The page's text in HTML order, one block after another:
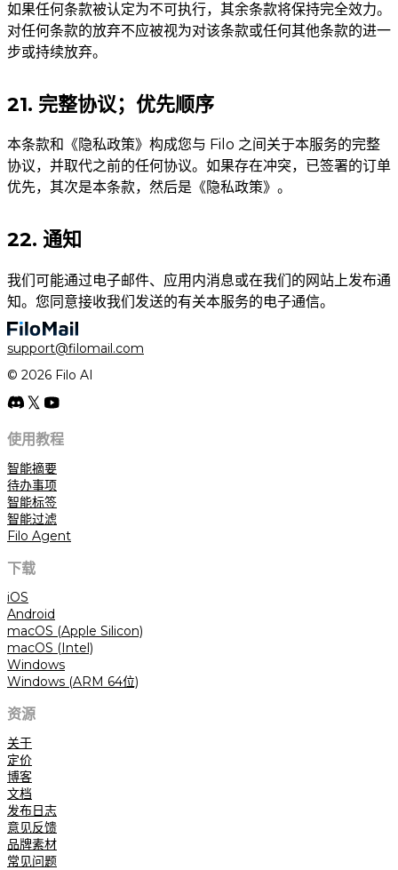
如果任何条款被认定为不可执行，其余条款将保持完全效力。
对任何条款的放弃不应被视为对该条款或任何其他条款的进一
步或持续放弃。
21. 完整协议；优先顺序
本条款和《隐私政策》构成您与 Filo 之间关于本服务的完整
协议，并取代之前的任何协议。如果存在冲突，已签署的订单
优先，其次是本条款，然后是《隐私政策》。
22. 通知
我们可能通过电子邮件、应用内消息或在我们的网站上发布通
知。您同意接收我们发送的有关本服务的电子通信。
support@filomail.com
© 2026 Filo AI
使用教程
智能摘要
待办事项
智能标签
智能过滤
Filo Agent
下载
iOS
Android
macOS (Apple Silicon)
macOS (Intel)
Windows
Windows (ARM 64位)
资源
关于
定价
博客
文档
发布日志
意见反馈
品牌素材
常见问题